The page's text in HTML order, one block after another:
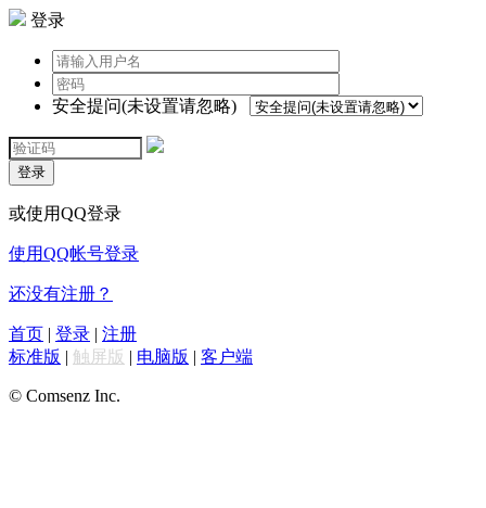
登录
安全提问(未设置请忽略)
登录
或使用QQ登录
使用QQ帐号登录
还没有注册？
首页 | 登录 | 注册
标准版 | 触屏版 | 电脑版 | 客户端
© Comsenz Inc.